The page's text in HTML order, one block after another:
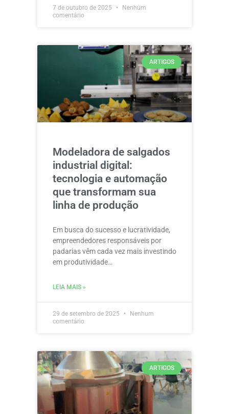
7 de outubro de 2025
Nenhum
comentário
ARTIGOS
Modeladora de salgados
industrial digital:
tecnologia e automação
que transformam sua
linha de produção
Em busca do sucesso e lucratividade,
empreendedores responsáveis por
padarias vêm cada vez mais investindo
em produtividade…
LEIA MAIS »
29 de setembro de 2025
Nenhum
comentário
ARTIGOS